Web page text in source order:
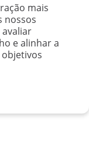
mais
nossos
e alinhar a